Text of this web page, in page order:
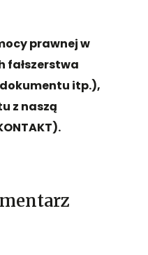
prawnej w
fałszerstwa
itp.),
z naszą